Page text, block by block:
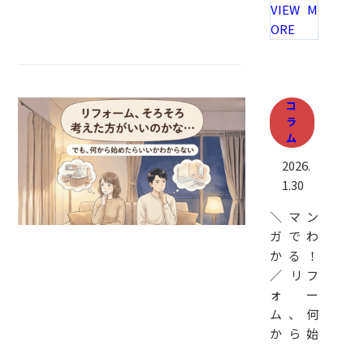
VIEW M
ORE
コ
ラ
ム
2026.
1.30
＼マン
ガでわ
かる！
／ リフ
ォー
ム、何
から始